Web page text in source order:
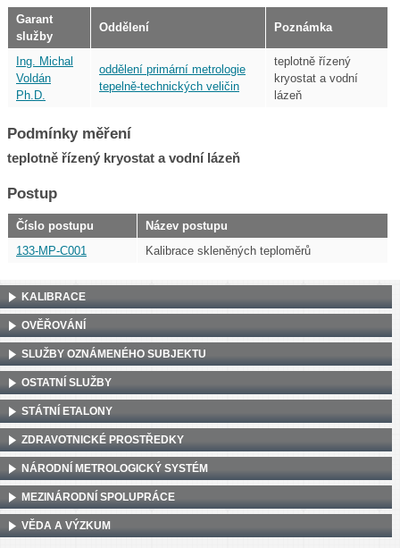
Garant
služby
Oddělení Poznámka
Ing. Michal
Voldán
Ph.D.
oddělení primární metrologie
tepelně-technických veličin
teplotně řízený
kryostat a vodní
lázeň
Podmínky měření
teplotně řízený kryostat a vodní lázeň
Postup
Číslo postupu
Název postupu
133-MP-C001
Kalibrace skleněných teploměrů
KALIBRACE
OVĚŘOVÁNÍ
SLUŽBY OZNÁMENÉHO SUBJEKTU
OSTATNÍ SLUŽBY
STÁTNÍ ETALONY
ZDRAVOTNICKÉ PROSTŘEDKY
NÁRODNÍ METROLOGICKÝ SYSTÉM
MEZINÁRODNÍ SPOLUPRÁCE
VĚDA A VÝZKUM